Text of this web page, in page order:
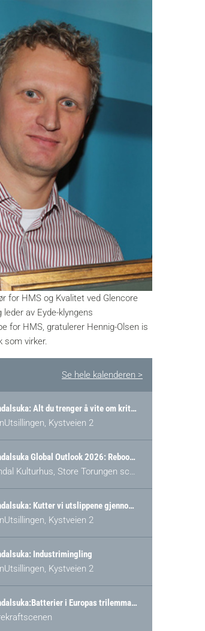
for HMS og Kvalitet ved Glencore
leder av Eyde-klyngens
for HMS, gratulerer Hennig-Olsen is
som virker.
Se hele kalenderen >
Arendalsuka: Alt du trenger å vite om kritiske og strategiske verdikjeder i Norge
Kystveien 2
Arendalsuka Global Outlook 2026: Rebooting Democracy for a New World Order
Arendal Kulturhus, Store Torungen scene
Arendalsuka: Kutter vi utslippene gjennom omstilling – eller tap av industri?
Kystveien 2
Industrimingling
Kystveien 2
Arendalsuka:Batterier i Europas trilemma: Energisikkerhet, konkurransekraft og bærekraft (Battery Norway-arrangement)